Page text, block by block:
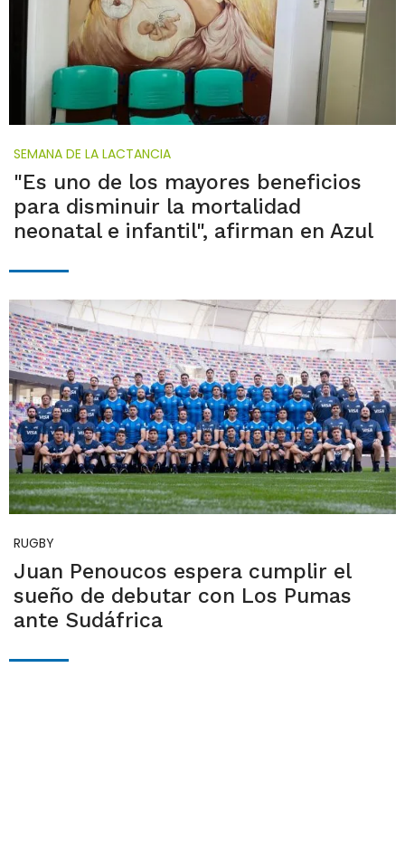
SEMANA DE LA LACTANCIA
"Es uno de los mayores beneficios
para disminuir la mortalidad
neonatal e infantil", afirman en Azul
RUGBY
Juan Penoucos espera cumplir el
sueño de debutar con Los Pumas
ante Sudáfrica